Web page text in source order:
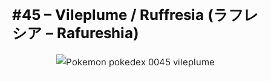
#45 – Vileplume / Ruffresia (ラフレ
シア – Rafureshia)